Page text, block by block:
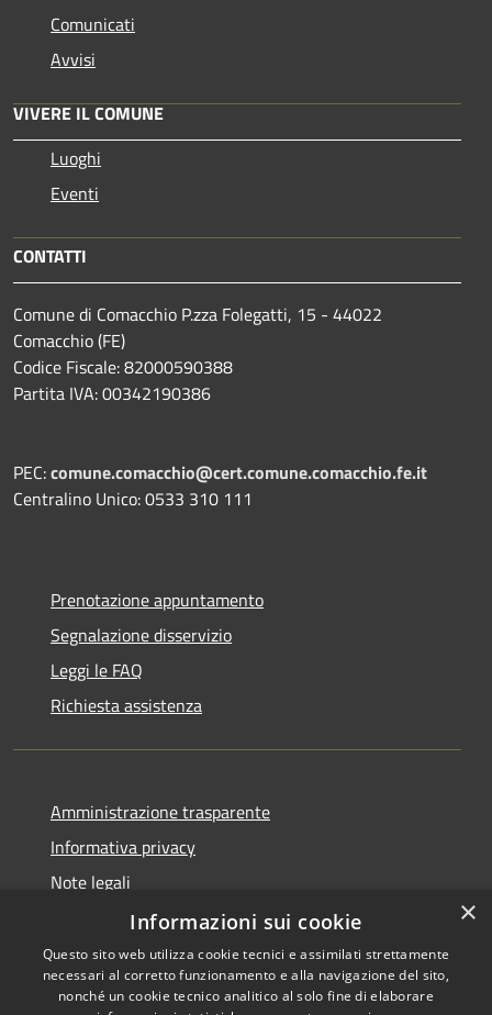
Comunicati
Avvisi
VIVERE IL COMUNE
Luoghi
Eventi
CONTATTI
Comune di Comacchio P.zza Folegatti, 15 - 44022
Comacchio (FE)
Codice Fiscale: 82000590388
Partita IVA: 00342190386
PEC:comune.comacchio@cert.comune.comacchio.fe.it
Centralino Unico: 0533 310 111
Prenotazione appuntamento
Segnalazione disservizio
Leggi le FAQ
Richiesta assistenza
Amministrazione trasparente
Informativa privacy
Note legali
Dichiarazione di accessibilità
×
Informazioni sui cookie
Questo sito web utilizza cookie tecnici e assimilati strettamente
necessari al corretto funzionamento e alla navigazione del sito,
nonché un cookie tecnico analitico al solo fine di elaborare